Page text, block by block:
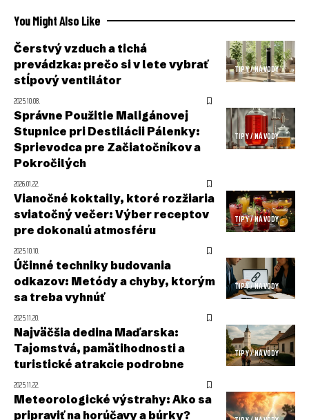
You Might Also Like
TIPY / NÁVODY
Čerstvý vzduch a tichá
prevádzka: prečo si v lete vybrať
stĺpový ventilátor
2025.10.08.
TIPY / NÁVODY
Správne Použitie Maligánovej
Stupnice pri Destilácii Pálenky:
Sprievodca pre Začiatočníkov a
Pokročilých
2026.01.22.
TIPY / NÁVODY
Vianočné koktaily, ktoré rozžiaria
sviatočný večer: Výber receptov
pre dokonalú atmosféru
2025.10.10.
TIPY / NÁVODY
Účinné techniky budovania
odkazov: Metódy a chyby, ktorým
sa treba vyhnúť
2025.11.20.
TIPY / NÁVODY
Najväčšia dedina Maďarska:
Tajomstvá, pamätihodnosti a
turistické atrakcie podrobne
2025.11.22.
Meteorologické výstrahy: Ako sa
pripraviť na horúčavy a búrky?